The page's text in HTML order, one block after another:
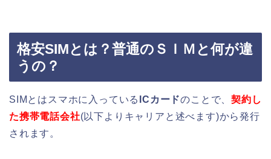
格安SIMとは？普通のＳＩＭと何が違
うの？
SIMとはスマホに入っている ICカードのことで、契約し
た携帯電話会社(以下よりキャリアと述べます)から発行
されます。